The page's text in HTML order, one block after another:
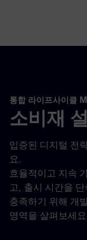
통합 라이프사이클
소비재
입증된 디지털 전
요.
효율적이고 지속
고, 출시 시간을
충족하기 위해 개
영역을 살펴보세